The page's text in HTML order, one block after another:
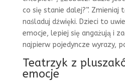
co się stanie dalej?”. Zmieniaj
naśladuj dźwięki. Dzieci to
emocje, lepiej się angażują i
najpierw pojedyncze wyrazy,
Teatrzyk z
emocje